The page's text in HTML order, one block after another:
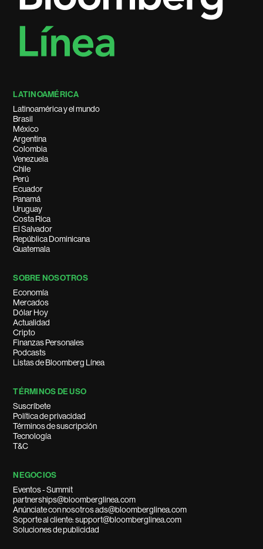
LATINOAMÉRICA
Latinoamérica y el mundo
Brasil
México
Argentina
Colombia
Venezuela
Chile
Perú
Ecuador
Panamá
Uruguay
Costa Rica
El Salvador
República Dominicana
Guatemala
SOBRE NOSOTROS
Economía
Mercados
Dólar Hoy
Actualidad
Cripto
Finanzas Personales
Podcasts
Listas de Bloomberg Línea
TÉRMINOS DE USO
Suscríbete
Política de privacidad
Términos de suscripción
Tecnología
T&C
NEGOCIOS
Eventos - Summit
partnerships@bloomberglinea.com
Anúnciate con nosotros ads@bloomberglinea.com
Soporte al cliente: support@bloomberglinea.com
Soluciones de publicidad